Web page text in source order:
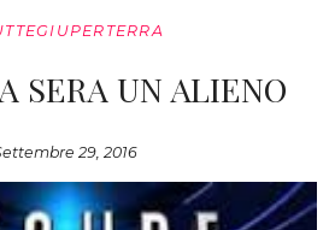
SERA UN ALIENO
29, 2016